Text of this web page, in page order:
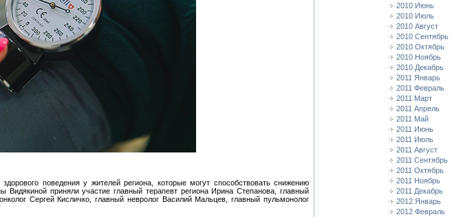
поведения у жителей региона, которые могут способствовать снижению
приняли участие главный терапевт региона Ирина Степанова, главный
Сергей Кисличко, главный невролог Василий Мальцев, главный пульмонолог
2010 Июнь
2010 Июль
2010 Август
2010 Сентябрь
2010 Октябрь
2010 Ноябрь
2010 Декабрь
2011 Январь
2011 Февраль
2011 Март
2011 Апрель
2011 Май
2011 Июнь
2011 Июль
2011 Август
2011 Сентябрь
2011 Октябрь
2011 Ноябрь
2011 Декабрь
2012 Январь
2012 Февраль